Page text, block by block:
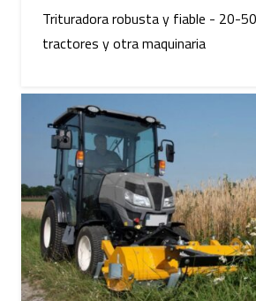
Trituradora robusta y fiable - 20-50
tractores y otra maquinaria